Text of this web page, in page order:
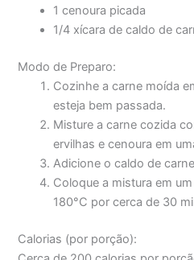
1 cenoura picada
1/4 xícara de caldo de
Modo de Preparo:
Cozinhe a carne moída
esteja bem passada.
Misture a carne cozida
ervilhas e cenoura em
Adicione o caldo de
Coloque a mistura em
180°C por cerca de 30
Calorias (por porção):